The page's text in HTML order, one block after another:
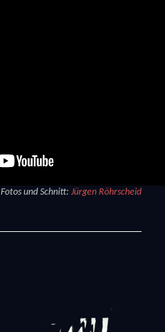
Fotos und Schnitt:Jürgen Röhrscheid